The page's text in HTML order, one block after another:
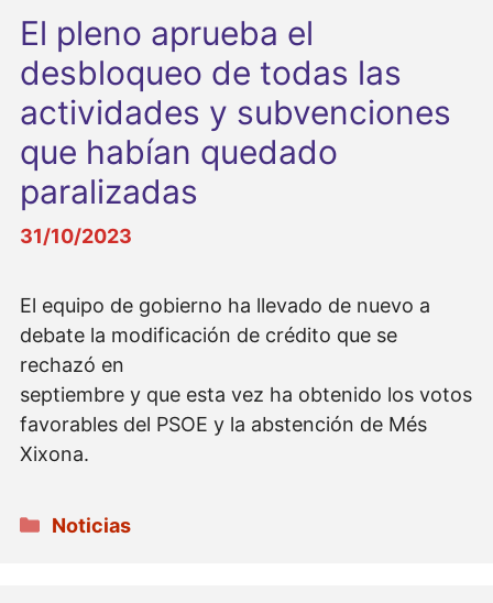
El pleno aprueba el
desbloqueo de todas las
actividades y subvenciones
que habían quedado
paralizadas
31/10/2023
El equipo de gobierno ha llevado de nuevo a
debate la modificación de crédito que se
rechazó en
septiembre y que esta vez ha obtenido los votos
favorables del PSOE y la abstención de Més
Xixona.
Categorías
Noticias